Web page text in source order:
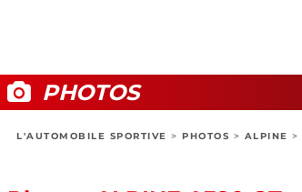
PHOTOS
L'AUTOMOBILE SPORTIVE > PHOTOS > ALPINE >